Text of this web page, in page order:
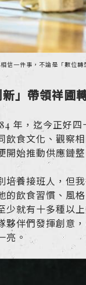
信一件事，不論是「數位
」帶領祥圃
年，迄今正好
飲食文化、觀察
開始推動供應鏈
培養接班人，但
的飲食習慣、風
少就有十多種以
夥伴們發揮創意
亮。